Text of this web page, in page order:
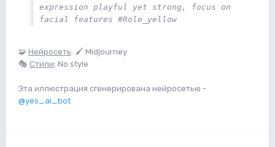
expression playful yet strong, focus on
facial features #Role_yellow
🧩 Нейросеть: 🖌 Midjourney
🎭 Стили: No style
Эта иллюстрация сгенерирована нейросетью -
@yes_ai_bot